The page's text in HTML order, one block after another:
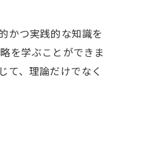
かつ実践的な知識を
を学ぶことができま
て、理論だけでなく